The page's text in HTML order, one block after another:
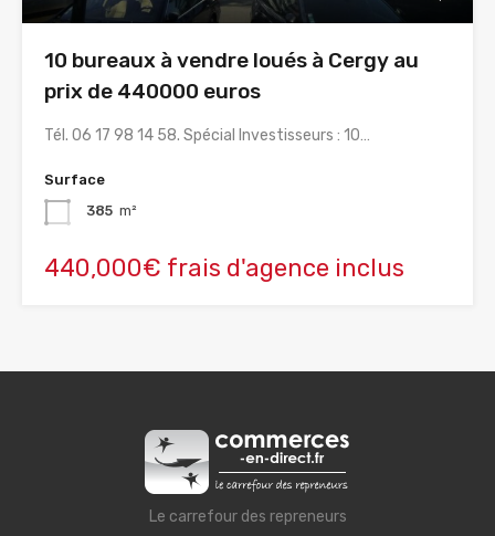
10 bureaux à vendre loués à Cergy au
prix de 440000 euros
Tél. 06 17 98 14 58. Spécial Investisseurs : 10…
Surface
385 m²
440,000€ frais d'agence inclus
Le carrefour des repreneurs